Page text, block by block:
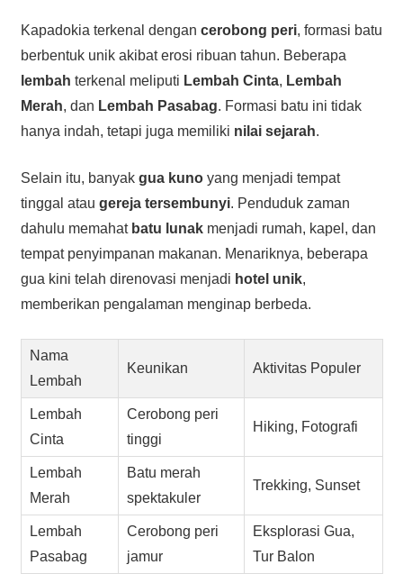
Kapadokia terkenal dengan cerobong peri, formasi batu
berbentuk unik akibat erosi ribuan tahun. Beberapa
lembah terkenal meliputi Lembah Cinta, Lembah
Merah, dan Lembah Pasabag. Formasi batu ini tidak
hanya indah, tetapi juga memiliki nilai sejarah.
Selain itu, banyak gua kunoyang menjadi tempat
tinggal atau gereja tersembunyi. Penduduk zaman
dahulu memahat batu lunakmenjadi rumah, kapel, dan
tempat penyimpanan makanan. Menariknya, beberapa
gua kini telah direnovasi menjadi hotel unik,
memberikan pengalaman menginap berbeda.
Nama
Lembah
Keunikan Aktivitas Populer
Lembah
Cinta
Cerobong peri
tinggi
Hiking, Fotografi
Lembah
Merah
Batu merah
spektakuler
Trekking, Sunset
Lembah
Pasabag
Cerobong peri
jamur
Eksplorasi Gua,
Tur Balon